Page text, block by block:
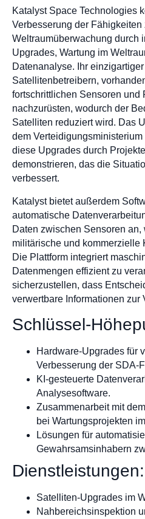
Katalyst Space Technologies
Verbesserung der Fähigkeiten
Weltraumüberwachung durch
Upgrades, Wartung im
Datenanalyse. Ihr
Satellitenbetreibern,
fortschrittlichen Sensoren und
nachzurüsten, wodurch der
Satelliten reduziert wird. Das
dem
diese Upgrades durch
demonstrieren, das die
verbessert.
Katalyst bietet außerdem
automatische
Daten zwischen Sensoren
militärische und kommerzielle
Die Plattform integriert
Datenmengen effizient zu
sicherzustellen, dass
verwertbare Informationen zur
Schlüssel-
Hardware-Upgrades für
Verbesserung der SDA-
KI-gesteuerte
Analysesoftware.
Zusammenarbeit mit
bei Wartungsprojekten
Lösungen für
Gewahrsamsinhabern
Dienstleistungen:
Satelliten-Upgrades im
Nahbereichsinspektion